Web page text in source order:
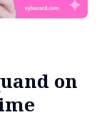
on